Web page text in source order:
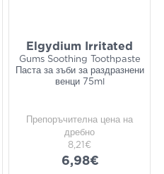
Elgydium Irritated
Gums Soothing Toothpaste
Паста за зъби за раздразнени
венци 75ml
Препоръчителна цена на
дребно
8,21€
6,98€